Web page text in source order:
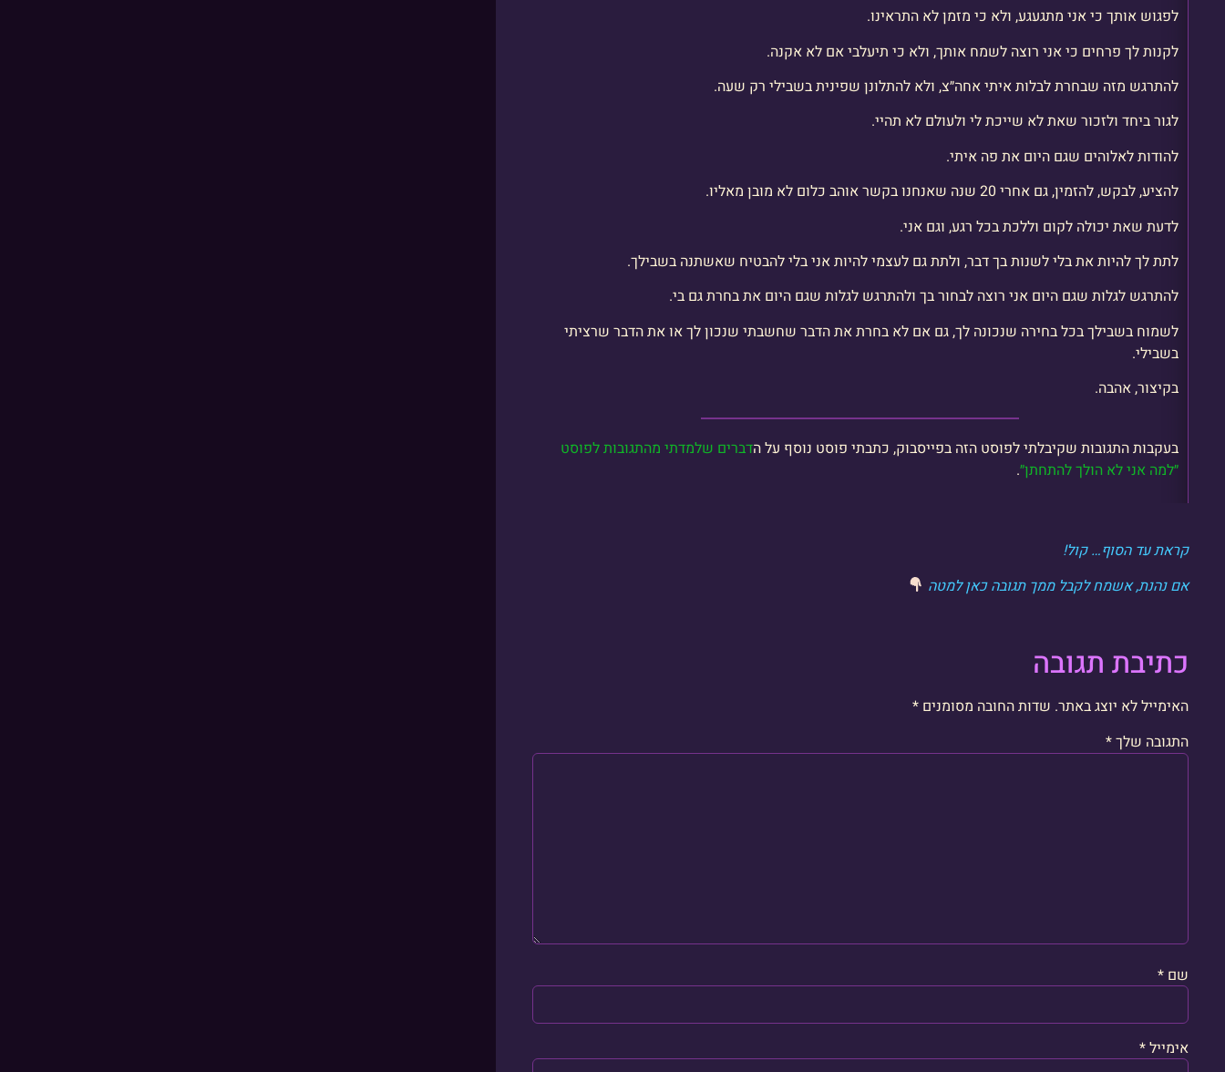
לפגוש אותך כי אני מתגעגע, ולא כי מזמן לא התראינו.
לקנות לך פרחים כי אני רוצה לשמח אותך, ולא כי תיעלבי אם לא אקנה.
להתרגש מזה שבחרת לבלות איתי אחה״צ, ולא להתלונן שפינית בשבילי רק שעה.
לגור ביחד ולזכור שאת לא שייכת לי ולעולם לא תהיי.
להודות לאלוהים שגם היום את פה איתי.
להציע, לבקש, להזמין, גם אחרי 20 שנה שאנחנו בקשר אוהב כלום לא מובן מאליו.
לדעת שאת יכולה לקום וללכת בכל רגע, וגם אני.
לתת לך להיות את בלי לשנות בך דבר, ולתת גם לעצמי להיות אני בלי להבטיח שאשתנה בשבילך.
להתרגש לגלות שגם היום אני רוצה לבחור בך ולהתרגש לגלות שגם היום את בחרת גם בי.
לשמוח בשבילך בכל בחירה שנכונה לך, גם אם לא בחרת את הדבר שחשבתי שנכון לך או את הדבר שרציתי
בשבילי.
בקיצור, אהבה.
בעקבות התגובות שקיבלתי לפוסט הזה בפייסבוק, כתבתי פוסט נוסף על הדברים שלמדתי מהתגובות לפוסט
״למה אני לא הולך להתחתן״.
קראת עד הסוף… קול!
אם נהנת, אשמח לקבל ממך תגובה כאן למטה
כתיבת תגובה
האימייל לא יוצג באתר. שדות החובה מסומנים *
התגובה שלך*
שם *
אימייל*